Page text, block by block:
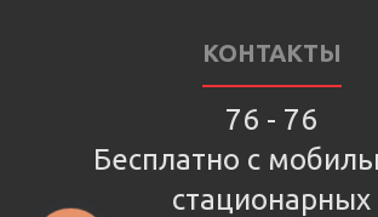
КОНТАКТЫ
76 - 76
Бесплатно с
стационарных